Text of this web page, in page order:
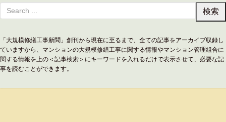
「大規模修繕工事新聞」創刊から現在に至るまで、全ての記事をアーカイブ収録し
ていますから、マンションの大規模修繕工事に関する情報やマンション管理組合に
関する情報を上の＜記事検索＞にキーワードを入れるだけで表示させて、必要な記
事を読むことができます。